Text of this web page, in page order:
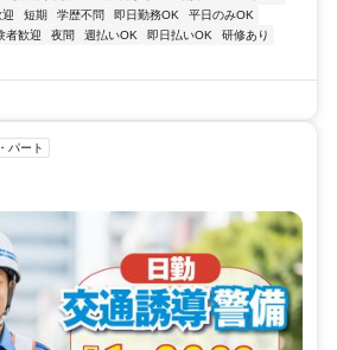
短期 学歴不問 即日勤務OK
平日のみOK
者歓迎 夜間 週払いOK 即日払いOK
研修あり
パート